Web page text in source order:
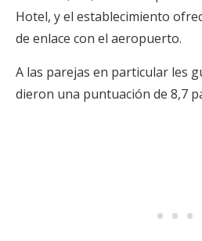
Hotel, y el establecimiento
de enlace con el aeropuerto.
A las parejas en particular les
dieron una puntuación de 8,7